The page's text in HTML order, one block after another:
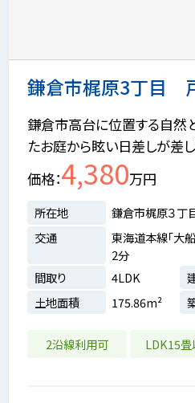
鎌倉市梶原3丁目
鎌倉市高台に位置する自然
たお庭から眩い日差しが差
価格 4,380万円
所在地
鎌倉市梶原３丁
交通
東海道本線「大
2分
間取り
4LDK
土地面積
175.86m²
2沿線利用可 LDK15畳